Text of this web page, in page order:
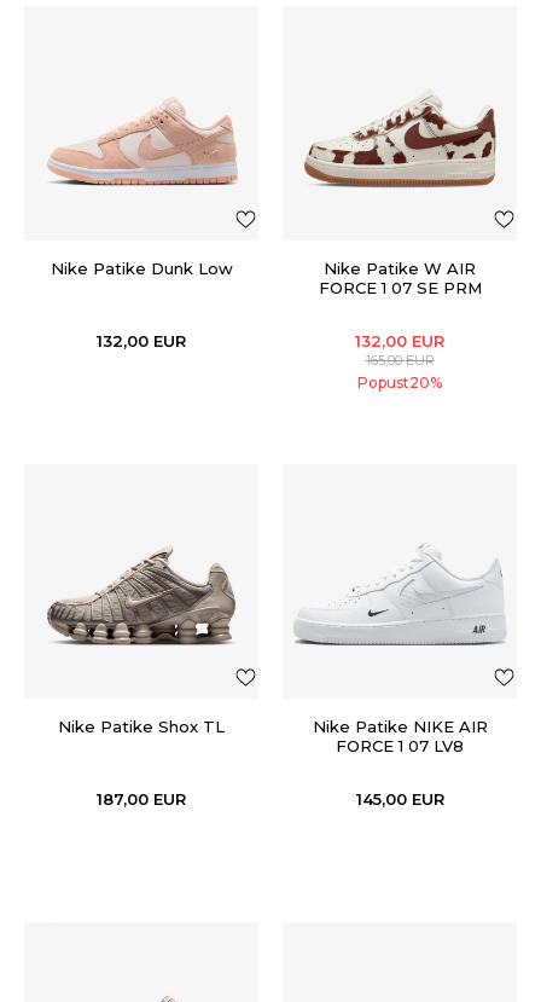
Nike Patike Dunk Low
132,00 EUR
Nike Patike W AIR
FORCE 1 07 SE PRM
132,00 EUR
165,00EUR
Popust20%
Nike Patike Shox TL
187,00 EUR
Nike Patike NIKE AIR
FORCE 1 07 LV8
145,00 EUR